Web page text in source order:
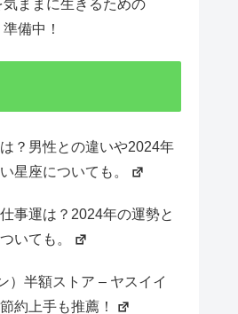
気ままに生きるための
準備中！
？男性との違いや2024年
星座についても。
事運は？2024年の運勢と
いても。
）半額ストア – ヤスイイ
約上手も推薦！